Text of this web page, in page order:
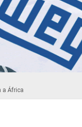
a África